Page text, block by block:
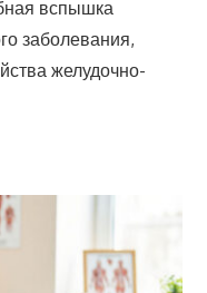
вспышка
заболевания,
желудочно-